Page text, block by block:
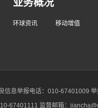
业务概况
环球资讯 移动增值
信息举报电话：010-67401009
67401111 监督邮箱：